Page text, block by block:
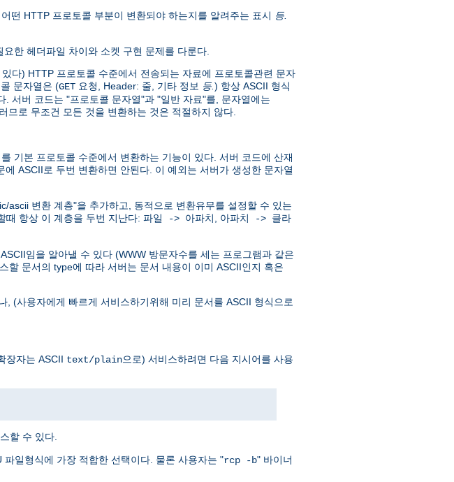
떤 HTTP 프로토콜 부분이 변환되야 하는지를 알려주는 표시 등.
한 헤더파일 차이와 소켓 구현 문제를 다룬다.
다) HTTP 프로토콜 수준에서 전송되는 자료에 프로토콜관련 문자
문자열은 (GET 요청, Header: 줄, 기타 정보 등. ) 항상 ASCII 형식
서버 코드는 "프로토콜 문자열"과 "일반 자료"를, 문자열에는
므로 무조건 모든 것을 변환하는 것은 적절하지 않다.
기본 프로토콜 수준에서 변환하는 기능이 있다. 서버 코드에 산재
에 ASCII로 두번 변환하면 안된다. 이 예외는 서버가 생성한 문자열
변환 계층"을 추가하고, 동적으로 변환유무를 설정할 수 있는
때 항상 이 계층을 두번 지난다: 파일 -> 아파치
아파치 -> 클라
임을 알아낼 수 있다 (WWW 방문자수를 세는 프로그램과 같은
할 문서의 type에 따라 서버는 문서 내용이 이미 ASCII인지 혹은
(사용자에게 빠르게 서비스하기위해 미리 문서를 ASCII 형식으로
장자는 ASCII text/plain으로) 서비스하려면 다음 지시어를 사용
할 수 있다.
파일형식에 가장 적합한 선택이다. 물론 사용자는 "rcp -b" 바이너